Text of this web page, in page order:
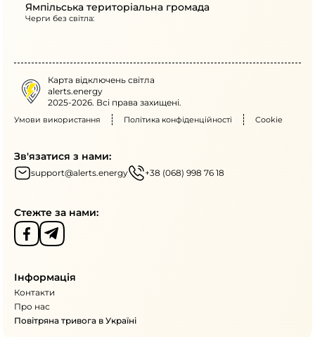
Ямпільська територіальна громада
Черги без світла:
Карта відключень світла
alerts.energy
2025-2026. Всі права захищені.
Умови використання Політика конфіденційності Cookie
Зв'язатися з нами:
support@alerts.energy +38 (068) 998 76 18
Стежте за нами:
Інформація
Контакти
Про нас
Повітряна тривога в Україні